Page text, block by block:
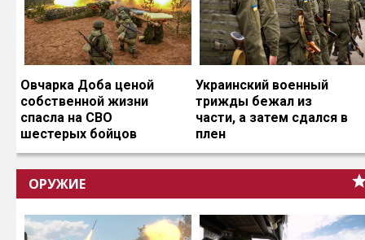
Овчарка Доба ценой
собственной жизни
спасла на СВО
шестерых бойцов
Украинский военный
трижды бежал из
части, а затем сдался в
плен
ОРУЖИЕ